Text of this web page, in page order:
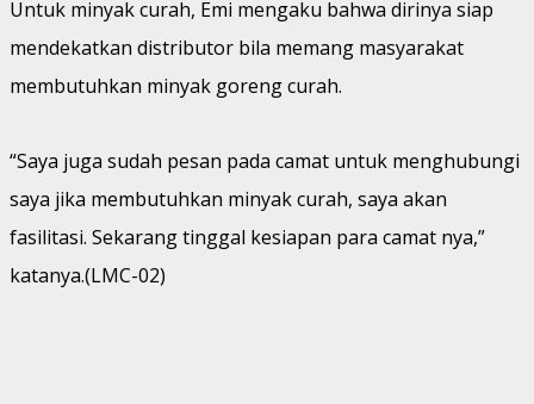
Untuk minyak curah, Emi mengaku bahwa dirinya siap
mendekatkan distributor bila memang masyarakat
membutuhkan minyak goreng curah.
“Saya juga sudah pesan pada camat untuk menghubungi
saya jika membutuhkan minyak curah, saya akan
fasilitasi. Sekarang tinggal kesiapan para camat nya,”
katanya.(LMC-02)